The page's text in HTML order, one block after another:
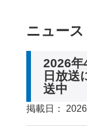
ニュース
2026年
日放送
送中
掲載日：